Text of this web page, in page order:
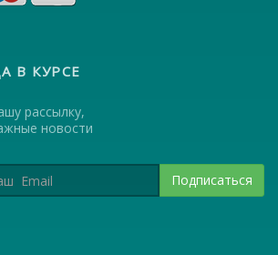
В КУРСЕ
рассылку,
новости
Подписаться